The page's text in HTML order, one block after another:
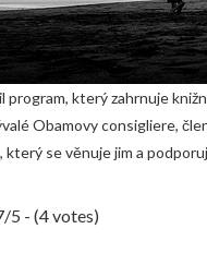
program, který zahrnuje
Obamovy consigliere,
se věnuje jim a
5 - (4 votes)